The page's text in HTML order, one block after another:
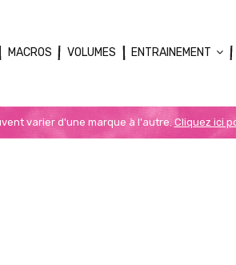
MACROS VOLUMES ENTRAINEMENT
varier d'une marque à l'autre. Cliquez ici